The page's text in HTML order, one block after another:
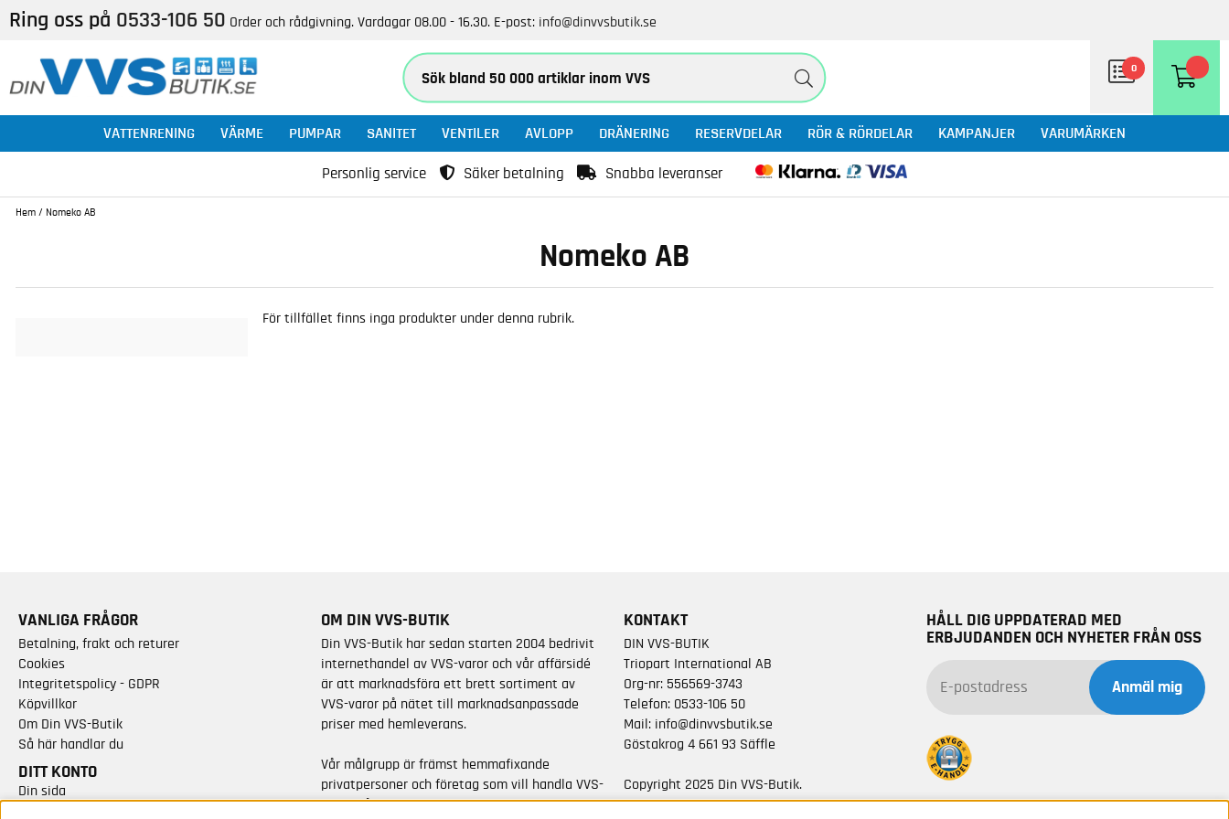
Ring oss på 0533-106 50 Order och rådgivning. Vardagar 08.00 - 16.30. E-post: info@dinvvsbutik.se
0
VATTENRENING VÄRME PUMPAR SANITET VENTILER AVLOPP DRÄNERING RESERVDELAR RÖR & RÖRDELAR KAMPANJER VARUMÄRKEN
Personlig service Säker betalning Snabba leveranser
Hem / Nomeko AB
Nomeko AB
För tillfället finns inga produkter under denna rubrik.
VANLIGA FRÅGOR
Betalning, frakt och returer
Cookies
Integritetspolicy - GDPR
Köpvillkor
Om Din VVS-Butik
Så här handlar du
DITT KONTO
Din sida
OM DIN VVS-BUTIK
Din VVS-Butik har sedan starten 2004 bedrivit
internethandel av VVS-varor och vår affärsidé
är att marknadsföra ett brett sortiment av
VVS-varor på nätet till marknadsanpassade
priser med hemleverans.
Vår målgrupp är främst hemmafixande
privatpersoner och företag som vill handla VVS-
varor från kända varumärken.
KONTAKT
DIN VVS-BUTIK
Triopart International AB
Org-nr: 556569-3743
Telefon: 0533-106 50
Mail: info@dinvvsbutik.se
Göstakrog 4 661 93 Säffle
Copyright 2025 Din VVS-Butik.
All rights reserved.
HÅLL DIG UPPDATERAD MED
ERBJUDANDEN OCH NYHETER FRÅN OSS
Anmäl mig